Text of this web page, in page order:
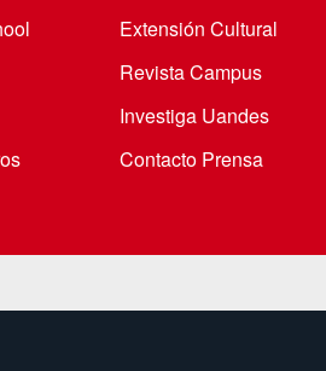
Extensión Cultural
Revista Campus
Investiga Uandes
Contacto Prensa